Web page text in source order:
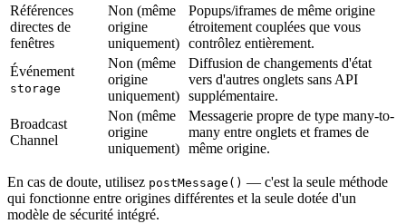
Références
directes de
fenêtres
Non (même
origine
uniquement)
Popups/iframes de même origine
étroitement couplées que vous
contrôlez entièrement.
Événement
storage
Non (même
origine
uniquement)
Diffusion de changements d'état
vers d'autres onglets sans API
supplémentaire.
Broadcast
Channel
Non (même
origine
uniquement)
Messagerie propre de type many-to-
many entre onglets et frames de
même origine.
En cas de doute, utilisez postMessage() — c'est la seule méthode
qui fonctionne entre origines différentes et la seule dotée d'un
modèle de sécurité intégré.